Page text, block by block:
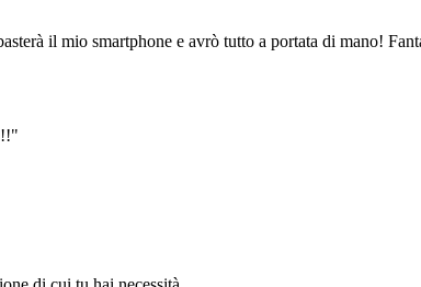
il mio smartphone e avrò tutto a portata di mano!